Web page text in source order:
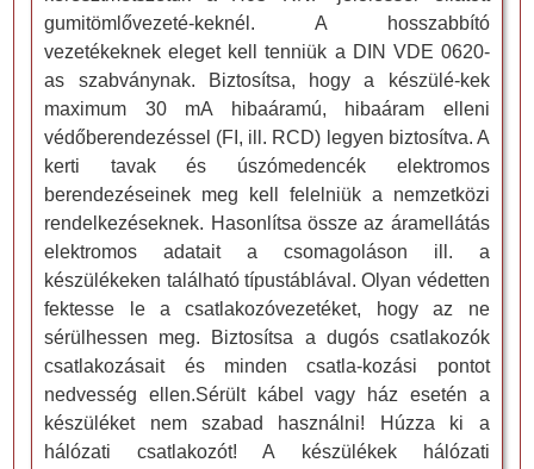
gumitömlővezeté-keknél. A hosszabbító
vezetékeknek eleget kell tenniük a DIN VDE 0620-
as szabványnak. Biztosítsa, hogy a készülé-kek
maximum 30 mA hibaáramú, hibaáram elleni
védőberendezéssel (FI, ill. RCD) legyen biztosítva. A
kerti tavak és úszómedencék elektromos
berendezéseinek meg kell felelniük a nemzetközi
rendelkezéseknek. Hasonlítsa össze az áramellátás
elektromos adatait a csomagoláson ill. a
készülékeken található típustáblával. Olyan védetten
fektesse le a csatlakozóvezetéket, hogy az ne
sérülhessen meg. Biztosítsa a dugós csatlakozók
csatlakozásait és minden csatla-kozási pontot
nedvesség ellen.Sérült kábel vagy ház esetén a
készüléket nem szabad használni! Húzza ki a
hálózati csatlakozót! A készülékek hálózati